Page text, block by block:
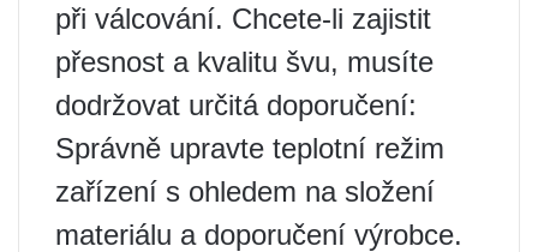
při válcování. Chcete-li zajistit
přesnost a kvalitu švu, musíte
dodržovat určitá doporučení:
Správně upravte teplotní režim
zařízení s ohledem na složení
materiálu a doporučení výrobce.